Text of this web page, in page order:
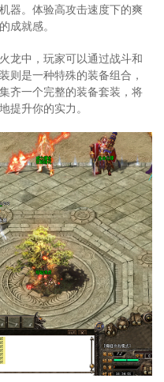
器。体验高攻击速度下的爽
成就感。
龙中，玩家可以通过战斗和
则是一种特殊的装备组合，
齐一个完整的装备套装，将
提升你的实力。